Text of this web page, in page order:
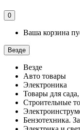
0
Ваша корзина
Везде
Везде
Авто товары
Электроника
Товары для
Строительные
Бензотехника.